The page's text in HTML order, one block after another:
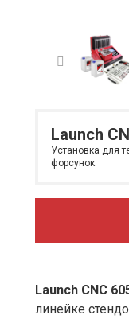
Launch
Установка для
форсунок
Launch CNC
линейке